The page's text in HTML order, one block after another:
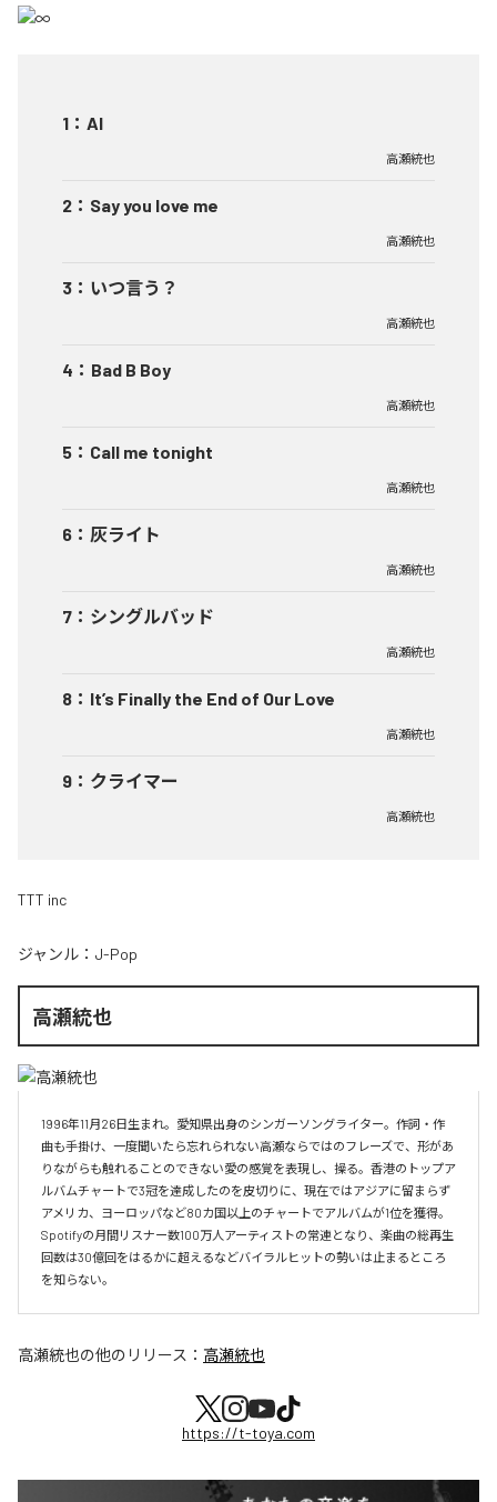
1 ： AI
高瀬統也
2 ： Say you love me
高瀬統也
3 ： いつ言う？
高瀬統也
4 ： Bad B Boy
高瀬統也
5 ： Call me tonight
高瀬統也
6 ： 灰ライト
高瀬統也
7 ： シングルバッド
高瀬統也
8 ： It’s Finally the End of Our Love
高瀬統也
9 ： クライマー
高瀬統也
TTT inc
ジャンル： J-Pop
高瀬統也
1996年11月26日生まれ。愛知県出身のシンガーソングライター。作詞・作
曲も手掛け、一度聞いたら忘れられない高瀬ならではのフレーズで、形があ
りながらも触れることのできない愛の感覚を表現し、操る。香港のトップア
ルバムチャートで3冠を達成したのを皮切りに、現在ではアジアに留まらず
アメリカ、ヨーロッパなど80カ国以上のチャートでアルバムが1位を獲得。
Spotifyの月間リスナー数100万人アーティストの常連となり、楽曲の総再生
回数は30億回をはるかに超えるなどバイラルヒットの勢いは止まるところ
を知らない。
高瀬統也の他のリリース： 高瀬統也
https://t-toya.com